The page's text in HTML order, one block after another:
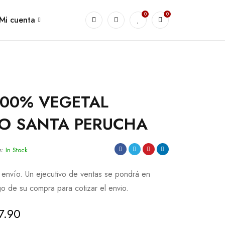
cuenta
0 0
VEGETAL
SANTA PERUCHA
In Stock
Un ejecutivo de ventas se pondrá en
de su compra para cotizar el envio.